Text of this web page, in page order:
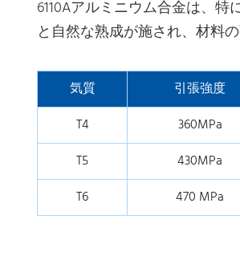
6110Aアルミニウム合金は、
と自然な熟成が施され、材料
気質 引張強度
T4
360MPa
T5
430MPa
T6
470 MPa